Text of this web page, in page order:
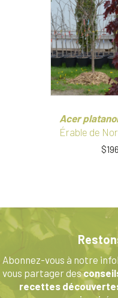
Acer
Érable de
$
Abonnez-vous à notre
vous partager des
recettes